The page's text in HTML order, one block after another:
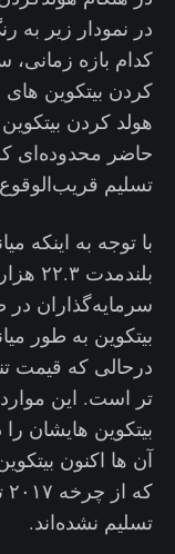
در نمودار زیر
کدام بازه
کردن بیتکوین
هولد کردن
حاضر محدوده‌ای
تسلیم
با توجه به اینکه
سرمایه‌گذاران در
تر است. این
بیتکوین هایشان
آن ها اکنون
تسلیم نشده‌اند.